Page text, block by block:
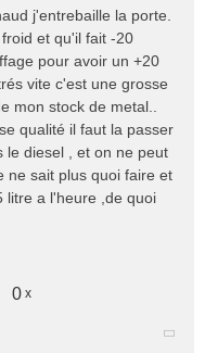
j'entrebaille la porte.
et qu'il fait -20
pour avoir un +20
vite c'est une grosse
mon stock de metal..
qualité il faut la passer
le diesel , et on ne peut
ne sait plus quoi faire et
litre a l'heure ,de quoi
0 x